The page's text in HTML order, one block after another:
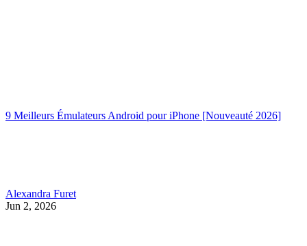
9 Meilleurs Émulateurs Android pour iPhone [Nouveauté 2026]
Alexandra Furet
Jun 2, 2026